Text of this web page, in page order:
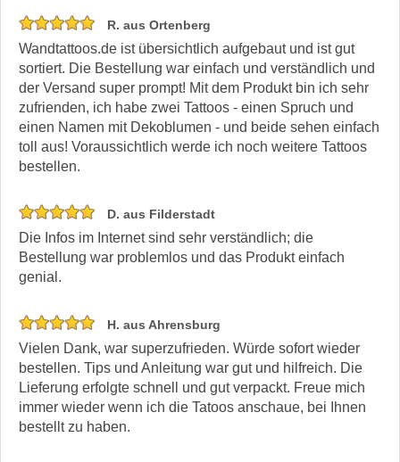
R. aus Ortenberg
Wandtattoos.de ist übersichtlich aufgebaut und ist gut
sortiert. Die Bestellung war einfach und verständlich und
der Versand super prompt! Mit dem Produkt bin ich sehr
zufrienden, ich habe zwei Tattoos - einen Spruch und
einen Namen mit Dekoblumen - und beide sehen einfach
toll aus! Voraussichtlich werde ich noch weitere Tattoos
bestellen.
D. aus Filderstadt
Die Infos im Internet sind sehr verständlich; die
Bestellung war problemlos und das Produkt einfach
genial.
H. aus Ahrensburg
Vielen Dank, war superzufrieden. Würde sofort wieder
bestellen. Tips und Anleitung war gut und hilfreich. Die
Lieferung erfolgte schnell und gut verpackt. Freue mich
immer wieder wenn ich die Tatoos anschaue, bei Ihnen
bestellt zu haben.